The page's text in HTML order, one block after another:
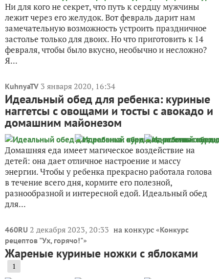
Ни для кого не секрет, что путь к сердцу мужчины
лежит через его желудок. Вот февраль дарит нам
замечательную возможность устроить праздничное
застолье только для двоих. Но что приготовить к 14
февраля, чтобы было вкусно, необычно и несложно?
Я...
KuhnyaTV 3 января 2020, 16:34
Идеальный обед для ребенка: куриные
наггетсы с овощами и тосты с авокадо и
домашним майонезом
Домашняя еда имеет магическое воздействие на
детей: она дает отличное настроение и массу
энергии. Чтобы у ребенка прекрасно работала голова
в течение всего дня, кормите его полезной,
разнообразной и интересной едой. Идеальный обед
для...
460RU 2 декабря 2023, 20:33 на конкурс «Конкурс
рецептов "Ух, горячо!"»
Жареные куриные ножки с яблоками
1